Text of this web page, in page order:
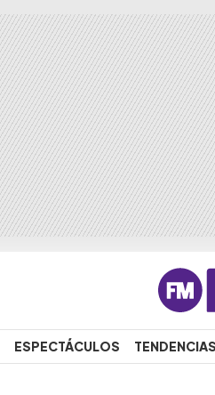
ESPECTÁCULOS TENDENCIAS